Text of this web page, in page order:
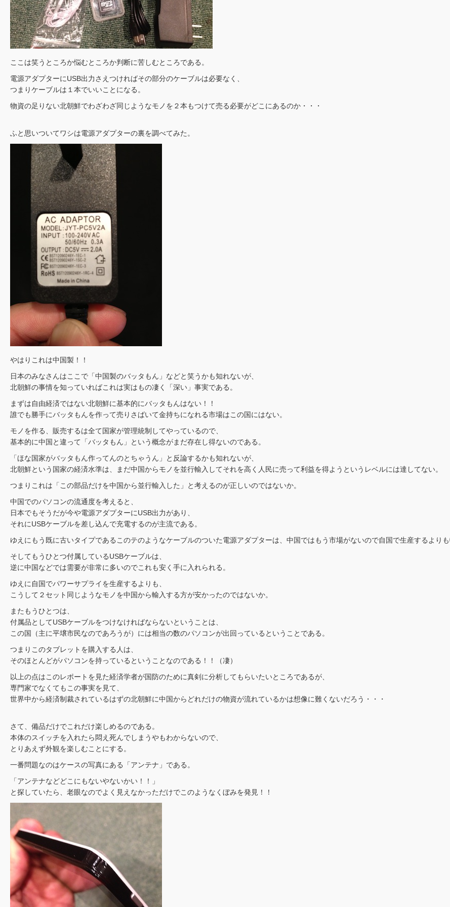
ここは笑うところか悩むところか判断に苦しむところである。
電源アダプターにUSB出力さえつければその部分のケーブルは必要なく、
つまりケーブルは１本でいいことになる。
物資の足りない北朝鮮でわざわざ同じようなモノを２本もつけて売る必要がどこにあるのか・・・
ふと思いついてワシは電源アダプターの裏を調べてみた。
やはりこれは中国製！！
日本のみなさんはここで「中国製のバッタもん」などと笑うかも知れないが、
北朝鮮の事情を知っていればこれは実はもの凄く「深い」事実である。
まずは自由経済ではない北朝鮮に基本的にバッタもんはない！！
誰でも勝手にバッタもんを作って売りさばいて金持ちになれる市場はこの国にはない。
モノを作る、販売するは全て国家が管理統制してやっているので、
基本的に中国と違って「バッタもん」という概念がまだ存在し得ないのである。
「ほな国家がバッタもん作ってんのとちゃうん」と反論するかも知れないが、
北朝鮮という国家の経済水準は、まだ中国からモノを並行輸入してそれを高く人民に売って利益を得ようというレベルには達してない。
つまりこれは「この部品だけを中国から並行輸入した」と考えるのが正しいのではないか。
中国でのパソコンの流通度を考えると、
日本でもそうだが今や電源アダプターにUSB出力があり、
それにUSBケーブルを差し込んで充電するのが主流である。
ゆえにもう既に古いタイプであるこのテのようなケーブルのついた電源アダプターは、中国ではもう市場がないので自国で生産するより
そしてもうひとつ付属しているUSBケーブルは、
逆に中国などでは需要が非常に多いのでこれも安く手に入れられる。
ゆえに自国でパワーサプライを生産するよりも、
こうして２セット同じようなモノを中国から輸入する方が安かったのではないか。
またもうひとつは、
付属品としてUSBケーブルをつけなければならないということは、
この国（主に平壌市民なのであろうが）には相当の数のパソコンが出回っているということである。
つまりこのタブレットを購入する人は、
そのほとんどがパソコンを持っているということなのである！！（凄）
以上の点はこのレポートを見た経済学者が国防のために真剣に分析してもらいたいところであるが、
専門家でなくてもこの事実を見て、
世界中から経済制裁されているはずの北朝鮮に中国からどれだけの物資が流れているかは想像に難くないだろう・・・
さて、備品だけでこれだけ楽しめるのである。
本体のスイッチを入れたら悶え死んでしまうやもわからないので、
とりあえず外観を楽しむことにする。
一番問題なのはケースの写真にある「アンテナ」である。
「アンテナなどどこにもないやないかい！！」
と探していたら、老眼なのでよく見えなかっただけでこのようなくぼみを発見！！